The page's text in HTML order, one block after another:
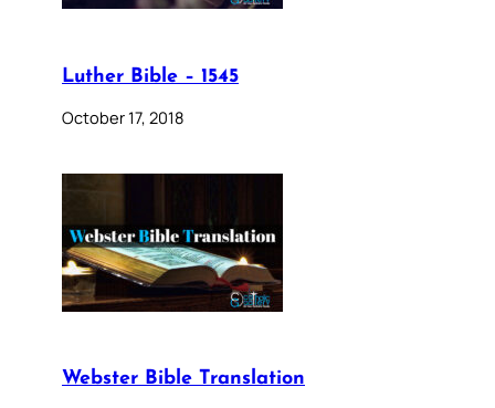
Luther Bible – 1545
October 17, 2018
Webster Bible Translation